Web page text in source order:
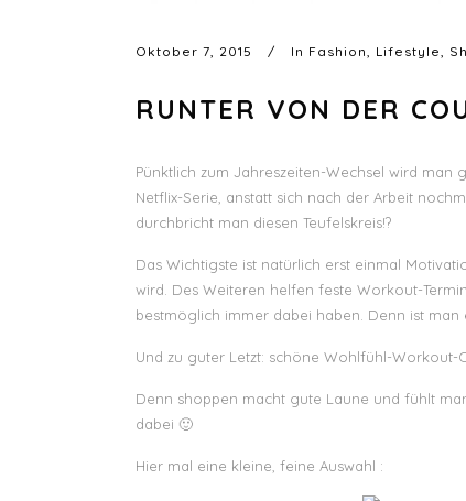
Oktober 7, 2015 In Fashion, Lifestyle,
RUNTER VON DER
Pünktlich zum Jahreszeiten-Wechsel wird
Netflix-Serie, anstatt sich nach der Arbeit
durchbricht man diesen Teufelskreis!?
Das Wichtigste ist natürlich erst einmal
wird. Des Weiteren helfen feste Workout-
bestmöglich immer dabei haben. Denn ist
Und zu guter Letzt: schöne Wohlfühl-Workout-
Denn shoppen macht gute Laune und fühlt
dabei 🙂
Hier mal eine kleine, feine Auswahl :